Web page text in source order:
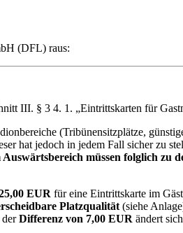
(DFL) raus:
III. § 3 4. 1. „Eintrittskarten für
(Tribünensitzplätze,
hat jedoch in jedem Fall sicher zu
müssen folglich zu
EUR für eine Eintrittskarte im
Platzqualität (siehe
derDifferenz von 7,00 EUR ändert